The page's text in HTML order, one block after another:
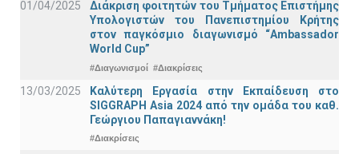
01/04/2025
Διάκριση φοιτητών του Τμήματος Επιστήμης
Υπολογιστών του Πανεπιστημίου Κρήτης
στον παγκόσμιο διαγωνισμό “Ambassador
World Cup”
#Διαγωνισμοί #Διακρίσεις
13/03/2025
Καλύτερη Εργασία στην Εκπαίδευση στο
SIGGRAPH Asia 2024 από την ομάδα του καθ.
Γεώργιου Παπαγιαννάκη!
#Διακρίσεις